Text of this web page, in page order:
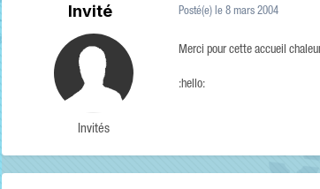
Invité
Invités
Posté(e) le 8 mars 2004
Merci pour cette accueil
:hello: